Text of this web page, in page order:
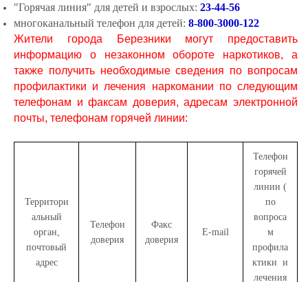
"Горячая линия" для детей и взрослых: 23-44-56
многоканальный телефон для детей: 8-800-3000-122
Жители города Березники могут предоставить
информацию о незаконном обороте наркотиков, а
также получить необходимые сведения по вопросам
профилактики и лечения наркомании по следующим
телефонам и факсам доверия, адресам электронной
почты, телефонам горячей линии:
Территори
альный
орган,
почтовый
адрес
Телефон
доверия
Факс
доверия
E-mail
Телефон
горячей
линии (
по
вопроса
м
профила
ктики и
лечения